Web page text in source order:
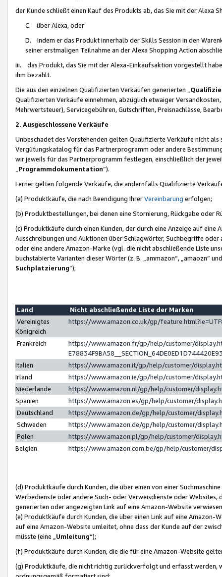
der Kunde schließt einen Kauf des Produkts ab, das Sie mit der Alexa
C. über Alexa, oder
D. indem er das Produkt innerhalb der Skills Session in den
seiner erstmaligen Teilnahme an der Alexa Shopping Action
iii. das Produkt, das Sie mit der Alexa-Einkaufsaktion vorgestellt
ihm bezahlt.
Die aus den einzelnen Qualifizierten Verkäufen generierten „
Qualifizierten Verkäufe einnehmen, abzüglich etwaiger
Mehrwertsteuer), Servicegebühren, Gutschriften, Preisnachlässe,
2. Ausgeschlossene Verkäufe
Unbeschadet des Vorstehenden gelten Qualifizierte Verkäufe nicht
Vergütungskatalog für das Partnerprogramm oder andere
wir jeweils für das Partnerprogramm festlegen, einschließlich der
Programmdokumentation“).
Ferner gelten folgende Verkäufe, die andernfalls Qualifizierte
(a) Produktkäufe, die nach Beendigung IhrerVereinbarung erfolgen;
(b) Produktbestellungen, bei denen eine Stornierung, Rückgabe oder
(c) Produktkäufe durch einen Kunden, der durch eine Anzeige auf
Ausschreibungen und Auktionen über Schlagwörter, Suchbegriffe
oder eine andere Amazon-Marke (vgl. die nicht abschließende Liste
buchstabierte Varianten dieser Wörter (z. B. „ammazon“, „amaozn“
Suchplatzierung”);
Land
Nicht abschließende Liste der Marken
Vereinigtes
Königreich
https://www.amazon.co.uk/gp/
Frankreich
https://www.amazon.fr/gp/help/customer/
Italien
https://www.amazon.it/gp/help/customer/
Irland
https://www.amazon.ie/gp/help/customer/
Niederlande
https://www.amazon.nl/gp/help/customer/
Spanien
https://www.amazon.es/gp/help/customer/
Deutschland
https://www.amazon.de/gp/help/customer/
Schweden
https://www.amazon.de/gp/help/customer/
Polen
https://www.amazon.pl/gp/help/customer/
Belgien
https://www.amazon.com.be/gp/help/customer/
(d) Produktkäufe durch Kunden, die über einen von einer
Werbedienste oder andere Such- oder Verweisdienste oder Websites,
generierten oder angezeigten Link auf eine Amazon-Website
(e) Produktkäufe durch Kunden, die über einen Link auf eine
auf eine Amazon-Website umleitet, ohne dass der Kunde auf der
müsste (eine „ Umleitung“);
(f) Produktkäufe durch Kunden, die die für eine Amazon-Website
(g) Produktkäufe, die nicht richtig zurückverfolgt und erfasst werden,